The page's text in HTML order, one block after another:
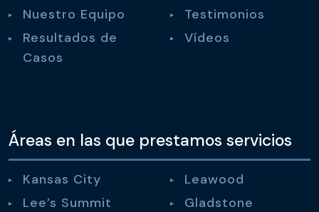
Nuestro Equipo
Resultados de
Casos
Testimonios
Vídeos
Áreas en las que prestamos servicios
Kansas City
Lee’s Summit
Leawood
Gladstone